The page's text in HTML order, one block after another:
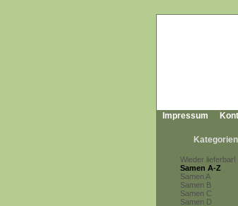
Impressum
Kategorien
Wieder lieferbar!
Samen A-Z
Samen A
Samen B
Samen C
Samen D